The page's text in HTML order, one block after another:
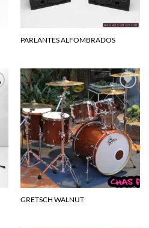
PARLANTES ALFOMBRADOS
Agregar
a la
lista de
deseos
GRETSCH WALNUT